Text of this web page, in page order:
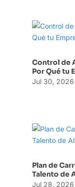
Control de
Por Qué tu
Jul 30, 2026
Plan de
Talento de
Jul 28, 2026